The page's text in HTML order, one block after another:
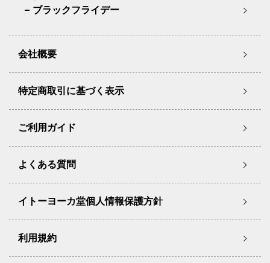
ブラックフライデー
会社概要
特定商取引に基づく表示
ご利用ガイド
よくある質問
イトーヨーカ堂個人情報保護方針
利用規約